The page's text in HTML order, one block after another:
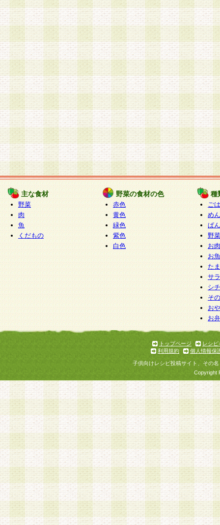
主な食材
野菜
肉
魚
くだもの
野菜の食材の色
赤色
黄色
緑色
紫色
白色
種
ご
めん
ぱん
野
お
お
た
サ
シ
そ
お
お
トップページ
レシピ
利用規約
個人情報保
子供向けレシピ投稿サイト、その
Copyright